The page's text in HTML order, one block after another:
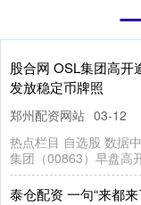
乐配网 北京有四合院
股票配资开户流程
记者丨张敏 编辑丨吴
20 日— 7 月 26 日）北
长胜证券 意大利与伊
题